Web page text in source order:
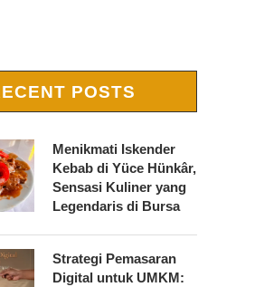
POSTS
Menikmati Iskender
Kebab di Yüce Hünkâr,
Sensasi Kuliner yang
Legendaris di Bursa
Strategi Pemasaran
Digital untuk UMKM: